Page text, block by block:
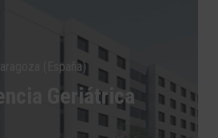
(España)
Geriátrica